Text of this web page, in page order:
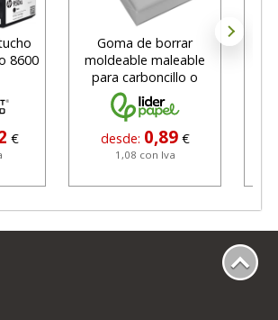
8600
€
Goma de borrar
moldeable maleable
para carboncillo o
grafito
desde: 0,89 €
1,08 con Iva